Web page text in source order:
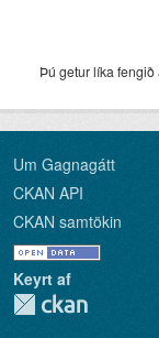
Þú getur líka
Um Gagnagátt
CKAN API
CKAN samtökin
Keyrt af